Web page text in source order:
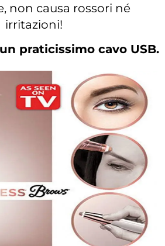
non causa rossori né
irritazioni!
praticissimo cavo USB.